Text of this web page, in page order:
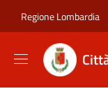
Regione Lombardia